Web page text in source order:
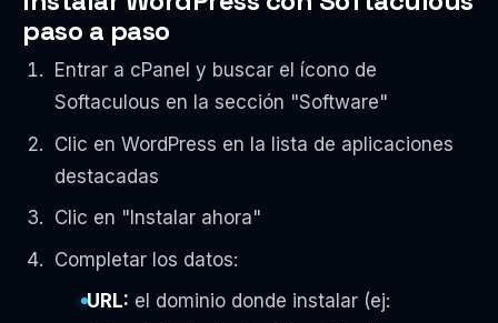
paso a paso
Entrar a cPanel y buscar el ícono de
Softaculous en la sección "Software"
Clic en WordPress en la lista de aplicaciones
destacadas
Clic en "Instalar ahora"
Completar los datos:
URL: el dominio donde instalar (ej: